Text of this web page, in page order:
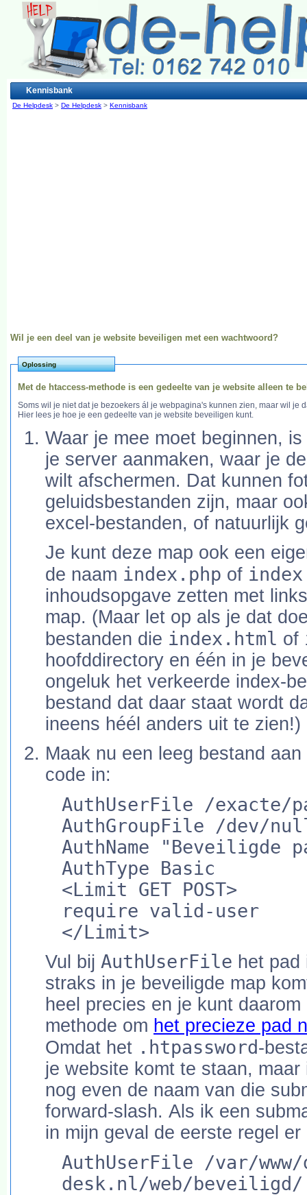
Kennisbank
De Helpdesk > De Helpdesk > Kennisbank
Wil je een deel van je website beveiligen met een wachtwoord?
Oplossing
Met de htaccess-methode is een gedeelte van je website alleen te
Soms wil je niet dat je bezoekers ál je webpagina's kunnen zien, maar wil
Hier lees je hoe je een gedeelte van je website beveiligen kunt.
Waar je mee moet beginnen,
je server aanmaken, waar je
wilt afschermen. Dat kunnen
geluidsbestanden zijn, maar
excel-bestanden, of natuurlijk
Je kunt deze map ook een
de naam index.php of
inhoudsopgave zetten met
map. (Maar let op als je dat
bestanden die index.html of
hoofddirectory en één in je
ongeluk het verkeerde index-
bestand dat daar staat wordt
ineens héél anders uit te zien!)
Maak nu een leeg bestand
code in:
AuthUserFile /exacte/
AuthGroupFile /dev/
AuthName "Beveiligde
AuthType Basic
<Limit GET POST>
require valid-user
</Limit>
Vul bij AuthUserFile het
straks in je beveiligde map
heel precies en je kunt
methode om het precieze pad
Omdat het .htpassword-
je website komt te staan,
nog even de naam van die
forward-slash. Als ik een
in mijn geval de eerste regel
AuthUserFile /var/
desk.nl/web/beveiligd/